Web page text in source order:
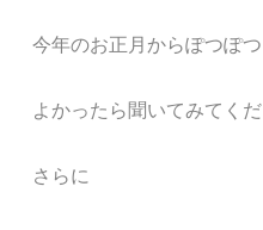
今年のお正月からぽつぽ
よかったら聞いてみてく
さらに